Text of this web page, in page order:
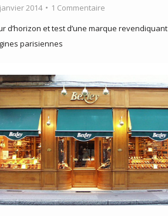
2014
1 Commentaire
d’horizon et test d’une marque
parisiennes